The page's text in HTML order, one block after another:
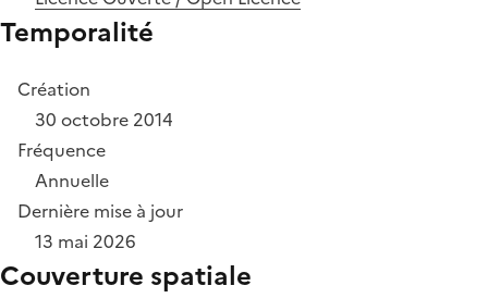
Temporalité
Création
30 octobre 2014
Fréquence
Annuelle
Dernière mise à jour
13 mai 2026
Couverture spatiale